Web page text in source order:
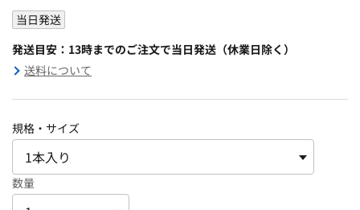
当日発送
発送目安：13時までのご注文で当日発送（休業日除く）
送料について
規格・サイズ
数量